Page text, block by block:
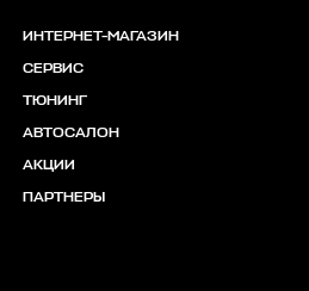
ИНТЕРНЕТ-МАГАЗИН
СЕРВИС
ТЮНИНГ
АВТОСАЛОН
АКЦИИ
ПАРТНЕРЫ